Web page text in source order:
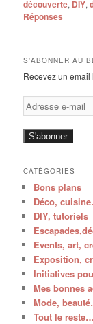
découverte, DIY,
Réponses
S'ABONNER AU
Recevez un
Adresse
e-
mail
S'abonner
CATÉGORIES
Bons plans
Déco,
DIY, tutoriels
Events, art,
Exposition,
Initiatives
Mes bonnes
Mode,
Tout le reste…